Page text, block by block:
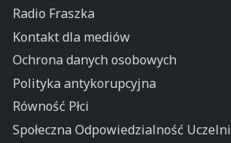
Radio Fraszka
Kontakt dla mediów
Ochrona danych osobowych
Polityka antykorupcyjna
Równość Płci
Społeczna Odpowiedzialność Uczelni